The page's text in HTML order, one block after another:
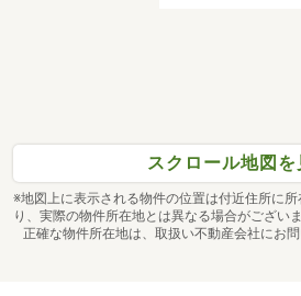
スクロール地図を
※地図上に表示される物件の位置は付近住所に
り、実際の物件所在地とは異なる場合がございま
正確な物件所在地は、取扱い不動産会社にお問